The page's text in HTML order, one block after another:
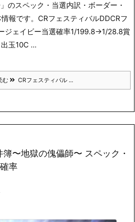
のスペック・当選内訳・ボーダー・
報です。 CRフェスティバルDDCRフ
ジェイビー当選確率1/199.8→1/28.8賞
玉10C ...
む CRフェスティバル ...
〜地獄の傀儡師〜 スペック・
率